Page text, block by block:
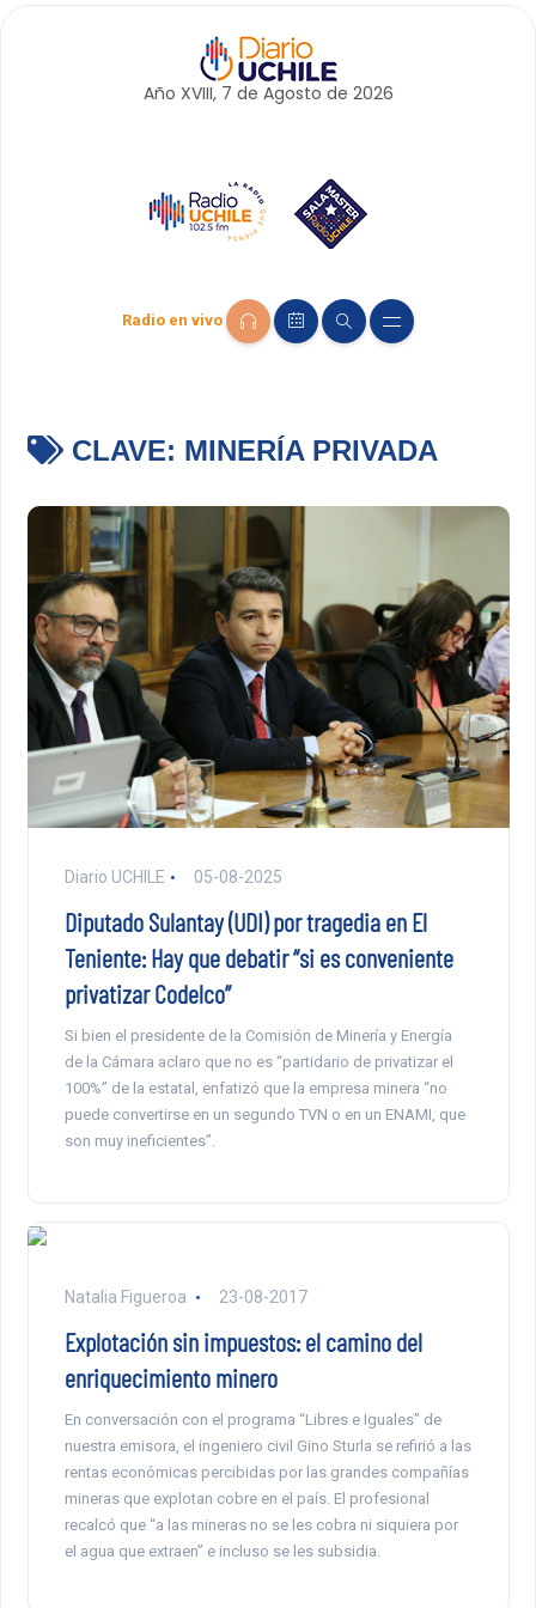
Año XVIII, 7 de Agosto de 2026
Radio en vivo
CLAVE: MINERÍA PRIVADA
Diario UCHILE 05-08-2025
Diputado Sulantay (UDI) por tragedia en El
Teniente: Hay que debatir “si es conveniente
privatizar Codelco”
Si bien el presidente de la Comisión de Minería y Energía
de la Cámara aclaro que no es “partidario de privatizar el
100%” de la estatal, enfatizó que la empresa minera “no
puede convertirse en un segundo TVN o en un ENAMI, que
son muy ineficientes”.
Natalia Figueroa 23-08-2017
Explotación sin impuestos: el camino del
enriquecimiento minero
En conversación con el programa “Libres e Iguales” de
nuestra emisora, el ingeniero civil Gino Sturla se refirió a las
rentas económicas percibidas por las grandes compañías
mineras que explotan cobre en el país. El profesional
recalcó que “a las mineras no se les cobra ni siquiera por
el agua que extraen” e incluso se les subsidia.